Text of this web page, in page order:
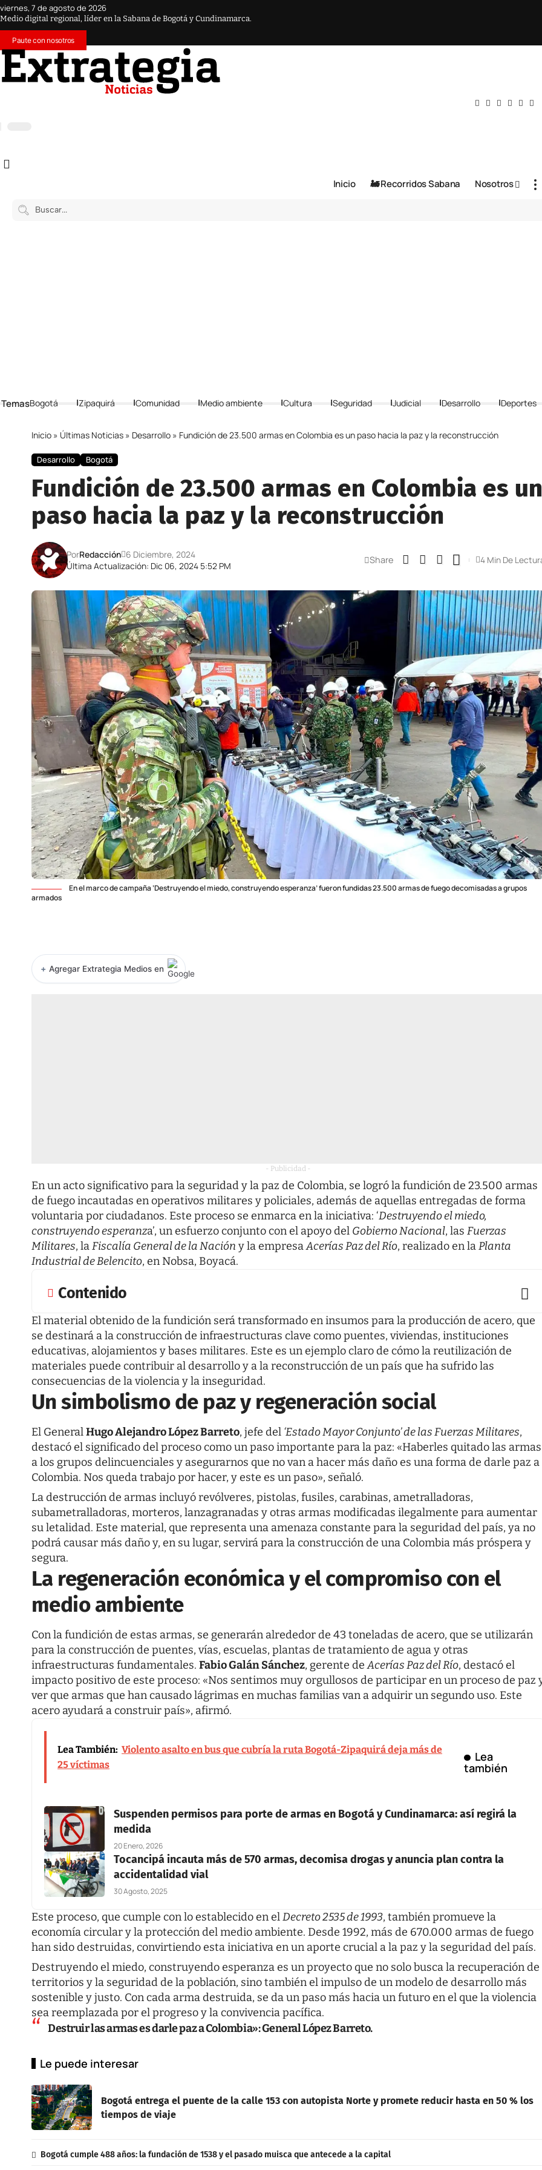
viernes, 7 de agosto de 2026
Medio digital regional, líder en la Sabana de Bogotá y Cundinamarca.
Paute con nosotros
Inicio 🚂 Recorridos Sabana Nosotros
Bogotá Zipaquirá Comunidad Medio ambiente Cultura Seguridad Judicial Desarrollo Deportes
Inicio » Últimas Noticias » Desarrollo » Fundición de 23.500 armas en Colombia es un paso hacia la paz y la reconstrucción
Desarrollo Bogotá
Fundición de 23.500 armas en Colombia es un
paso hacia la paz y la reconstrucción
Última Actualización: Dic 06, 2024 5:52 PM
PorRedacción 6 Diciembre, 2024 Share 4 Min De
En el marco de campaña ‘Destruyendo el miedo, construyendo esperanza’ fueron fundidas 23.500 armas de fuego decomisadas a grupos
armados
+ Agregar Extrategia Medios en
- Publicidad -
En un acto significativo para la seguridad y la paz de Colombia, se logró la fundición de 23.500 armas
de fuego incautadas en operativos militares y policiales, además de aquellas entregadas de forma
voluntaria por ciudadanos. Este proceso se enmarca en la iniciativa: ‘Destruyendo el miedo,
construyendo esperanza’, un esfuerzo conjunto con el apoyo del Gobierno Nacional, las Fuerzas
Militares, laFiscalía General de la Nación y la empresaAcerías Paz del Río, realizado en laPlanta
Industrial de Belencito, en Nobsa, Boyacá.
Contenido
El material obtenido de la fundición será transformado en insumos para la producción de acero, que
se destinará a la construcción de infraestructuras clave como puentes, viviendas, instituciones
educativas, alojamientos y bases militares. Este es un ejemplo claro de cómo la reutilización de
materiales puede contribuir al desarrollo y a la reconstrucción de un país que ha sufrido las
consecuencias de la violencia y la inseguridad.
Un simbolismo de paz y regeneración social
El GeneralHugo Alejandro López Barreto, jefe del ‘Estado Mayor Conjunto’ de las Fuerzas Militares,
destacó el significado del proceso como un paso importante para la paz: «Haberles quitado las armas
a los grupos delincuenciales y asegurarnos que no van a hacer más daño es una forma de darle paz a
Colombia. Nos queda trabajo por hacer, y este es un paso», señaló.
La destrucción de armas incluyó revólveres, pistolas, fusiles, carabinas, ametralladoras,
subametralladoras, morteros, lanzagranadas y otras armas modificadas ilegalmente para aumentar
su letalidad. Este material, que representa una amenaza constante para la seguridad del país, ya no
podrá causar más daño y, en su lugar, servirá para la construcción de una Colombia más próspera y
segura.
La regeneración económica y el compromiso con el
medio ambiente
Con la fundición de estas armas, se generarán alrededor de 43 toneladas de acero, que se utilizarán
para la construcción de puentes, vías, escuelas, plantas de tratamiento de agua y otras
infraestructuras fundamentales. Fabio Galán Sánchez, gerente deAcerías Paz del Río, destacó el
impacto positivo de este proceso: «Nos sentimos muy orgullosos de participar en un proceso de paz
ver que armas que han causado lágrimas en muchas familias van a adquirir un segundo uso. Este
acero ayudará a construir país», afirmó.
Lea También: Violento asalto en bus que cubría la ruta Bogotá-Zipaquirá deja más de
25 víctimas
Lea
también
Suspenden permisos para porte de armas en Bogotá y Cundinamarca: así regirá la
medida
20 Enero, 2026
Tocancipá incauta más de 570 armas, decomisa drogas y anuncia plan contra la
accidentalidad vial
30 Agosto, 2025
Este proceso, que cumple con lo establecido en elDecreto 2535 de 1993, también promueve la
economía circular y la protección del medio ambiente. Desde 1992, más de 670.000 armas de fuego
han sido destruidas, convirtiendo esta iniciativa en un aporte crucial a la paz y la seguridad del país.
Destruyendo el miedo, construyendo esperanza es un proyecto que no solo busca la recuperación de
territorios y la seguridad de la población, sino también el impulso de un modelo de desarrollo más
sostenible y justo. Con cada arma destruida, se da un paso más hacia un futuro en el que la violencia
sea reemplazada por el progreso y la convivencia pacífica.
Destruir las armas es darle paz a Colombia»: General López Barreto.
Le puede interesar
Bogotá entrega el puente de la calle 153 con autopista Norte y promete reducir hasta en 50 % los
tiempos de viaje
Bogotá cumple 488 años: la fundación de 1538 y el pasado muisca que antecede a la capital